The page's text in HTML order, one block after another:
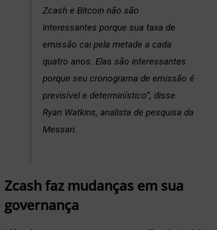
Zcash e Bitcoin não são
interessantes porque sua taxa de
emissão cai pela metade a cada
quatro anos. Elas são interessantes
porque seu cronograma de emissão é
previsível e determinístico”, disse
Ryan Watkins, analista de pesquisa da
Messari.
Zcash faz mudanças em sua
governança